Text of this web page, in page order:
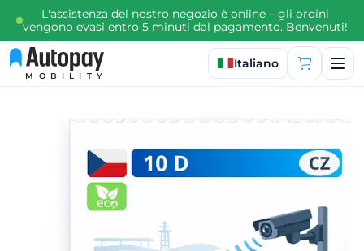
L'assistenza del nostro negozio è online – gli ordini
vengono evasi entro 5 minuti dal pagamento. Benvenuti!
MOBILITY
Seleziona lingua
Italiano